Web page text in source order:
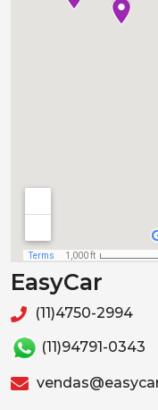
EasyCar
(11)4750-2994
(11)94791-0343